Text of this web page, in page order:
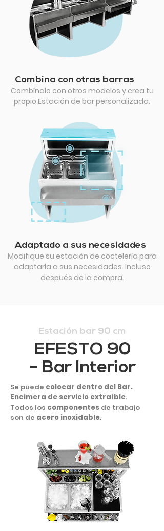
Combina con otras barras
Combínalo con otros modelos y crea tu
propio Estación de bar personalizada.
Adaptado a sus necesidades
Modifique su estación de coctelería para
adaptarla a sus necesidades. Incluso
después de la compra.
Estación bar 90 cm
EFESTO 90
- Bar Interior
Se puede colocar dentro del Bar.
Encimera de servicio extraíble.
Todos los componentes de trabajo
son de acero inoxidable.